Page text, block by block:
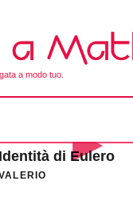
a modo tuo.
Identità di Eulero